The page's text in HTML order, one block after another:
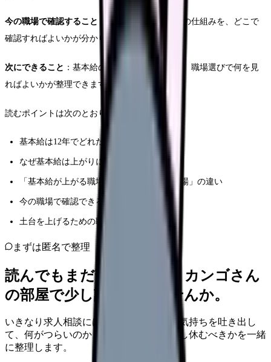
今の職場で確認すること
：自分の基本給と昇給の仕組みを、どこで
確認すればよいかが分かります。
次にできること ：基本給の土台を上げるために、職場選びで何を見
ればよいかが整理できます。
読むポイントは次のとおりです。
基本給は12年でどれだけ上がったのか
なぜ基本給は上がりにくいのか
「基本給が上がる職場」「上がりにくい職場」の違い
今の職場で確認できること
土台を上げるための職場選び
まずは匿名で整理
読んでもまだ苦しいなら、カンゴさん
の部屋で少し話してみませんか。
いきなり求人相談には進みません。今の気持ちを吐き出し
て、何がつらいのか、辞めるべきか、少し休むべきかを一緒
に整理します。